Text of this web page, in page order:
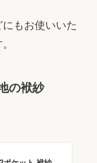
もお使いいた
の袱紗